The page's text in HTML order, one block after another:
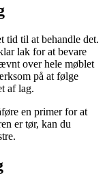
tid til at behandle det.
lak for at bevare
over hele møblet
på at følge
af lag.
en primer for at
er tør, kan du